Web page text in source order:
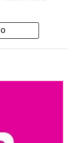
tabasqueñas.